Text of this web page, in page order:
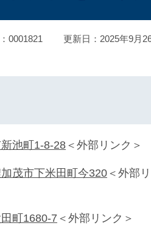
0001821 更新日：2025年9月
池町1-8-28 ＜外部リンク＞
茂市下米田町今320 ＜外部
町1680-7 ＜外部リンク＞